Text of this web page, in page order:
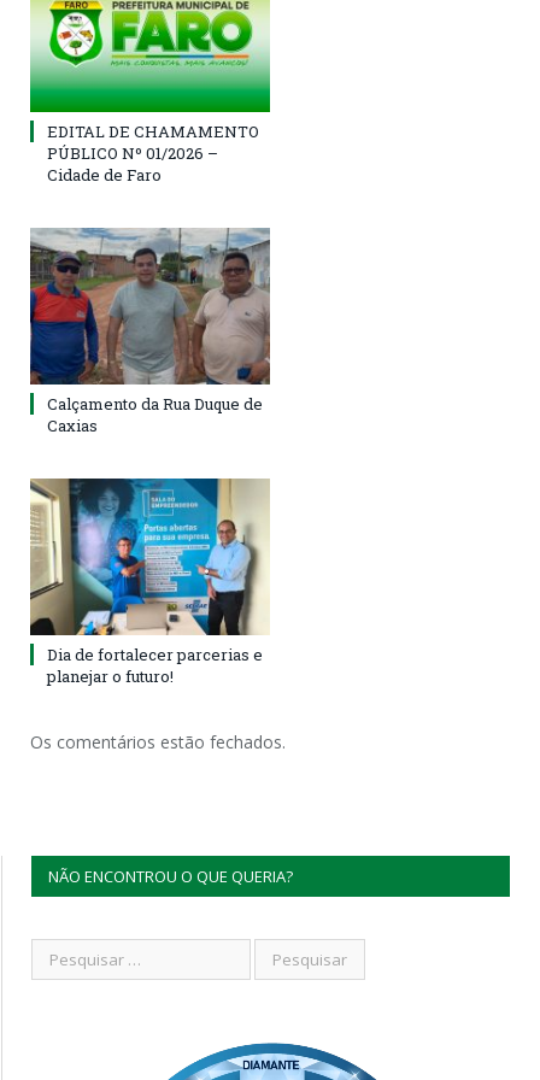
EDITAL DE CHAMAMENTO
PÚBLICO Nº 01/2026 –
Cidade de Faro
Calçamento da Rua Duque de
Caxias
Dia de fortalecer parcerias e
planejar o futuro!
Os comentários estão fechados.
NÃO ENCONTROU O QUE QUERIA?